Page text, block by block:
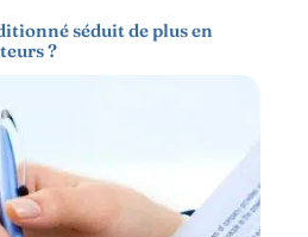
séduit de plus en
?